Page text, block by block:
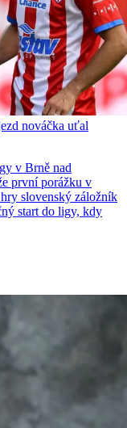
nováčka uťal
v Brně nad
první porážku v
slovenský záložník
start do ligy, kdy